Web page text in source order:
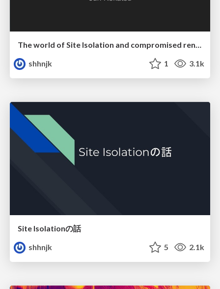
The world of Site Isolation and compromised renderer
shhnjk
1 3.1k
Site Isolationの話
shhnjk
5 2.1k